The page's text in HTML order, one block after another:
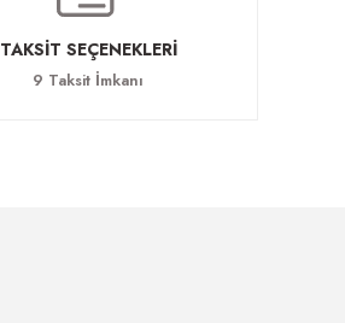
TAKSİT SEÇENEKLERİ
9 Taksit İmkanı